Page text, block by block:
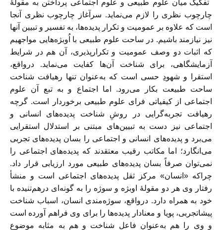
تفکیک میان علوم طبیعی و علوم اجتماعی پرداختن به مقولۀ
چارچوب نظری را لازم می‌نماید. سرآغاز چارچوب نظری آنجا
است که علاوه بر عمومیت و تکرار پدیده‌ها، به تفسیر و تبیین آنها
نیز نیازمند باشیم. در ساحت علوم طبیعی با اُوبژه‌هایی مواجهیم
که اثبات دو وصف عمومیت و تکرارپذیری، آن هم در شرایط
آزمایشگاهی، برای شناخت آن‌ها کفایت می‌نماید. درواقع،
استقرا و شهودِ حسی است که به‌عنوان تنها رهیافت شناخت
ساحت طبیعت بکار می‌رود. اما اجتماع و به تبع آن علوم
اجتماعی از کیفیاتی فرای علوم طبیعی برخوردار است. گرچه
رهیافت تجربه‌گرایی در روشِ شناخت پدیده‌های انسانی و
اجتماعی نیز دست به تبیین‌های مبتنی بر استدلال استقرایی
می‌برد و پدیده‌های انسانی و اجتماعی را بسان پدیده‌های تجربی
می‌انگارد؛ اما مکاتب رقیب معتقدند که پدیده‌های اجتماعی را
نمی‌توان صرفاً بسان پدیده‌های طبیعی مورد ارزیابی قرار داد.
چراکه «انسان» مرکز ثقل پدیده‌های اجتماعی است و منشأ
رفتار وی هر دو مقولۀ اوبژه و سوژه را به گونه‌ای درهم‌تنیده با
خود به همراه دارد. درواقع، سوژه‌مندی انسان، اسباب شناخت
پیشا‌تجربی، پویا و معنا‌دار پدیده‌ها را برای وی فراهم آورده است
و وی را هم به‌عنوان فاعل شناخت و هم به مثابه موضوع